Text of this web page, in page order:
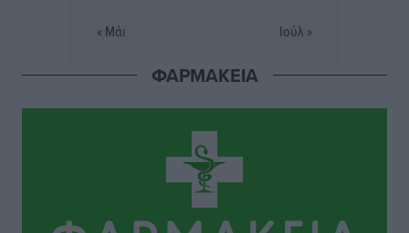
Εθνικός Αρχίπολης: Μεγάλο βήμα προόδου η ίδρυση
πριν 14 ώρες
ΠΑΜΕ ΣΤΟΙΧΗΜΑ: Περισσότερα από 95 εκατομμύρια
ευρώ σε κέρδη μοίρασε τον Ιούλιο
« Μάι Ιούλ »
ΦΑΡΜΑΚΕΙΑ